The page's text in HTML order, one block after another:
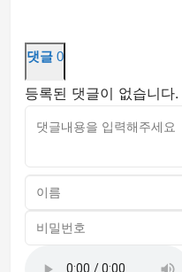
댓글 0
등록된 댓글이 없습니다.